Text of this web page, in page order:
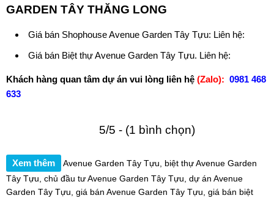
GARDEN TÂY THĂNG LONG
Giá bán Shophouse Avenue Garden Tây Tựu: Liên hệ:
Giá bán Biệt thự Avenue Garden Tây Tựu. Liên hệ:
Khách hàng quan tâm dự án vui lòng liên hệ (Zalo): 0981 468
633
5/5 - (1 bình chọn)
Xem thêm Avenue Garden Tây Tựu
biệt thự Avenue Garden
Tây Tựu chủ đầu tư Avenue Garden Tây Tựu dự án Avenue
Garden Tây Tựu giá bán Avenue Garden Tây Tựu giá bán biệt